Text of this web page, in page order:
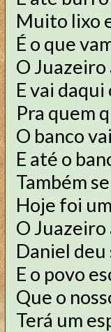
Muito lixo
É o que
O
E vai
Pra quem
O banco
E até o
Também
Hoje foi
O
Daniel
E o povo
Que o
Terá um